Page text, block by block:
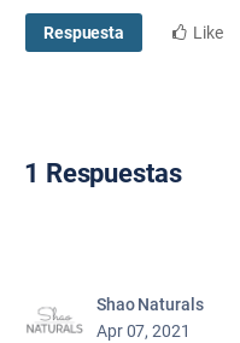
Respuesta Like
1 Respuestas
Shao Naturals
Apr 07, 2021